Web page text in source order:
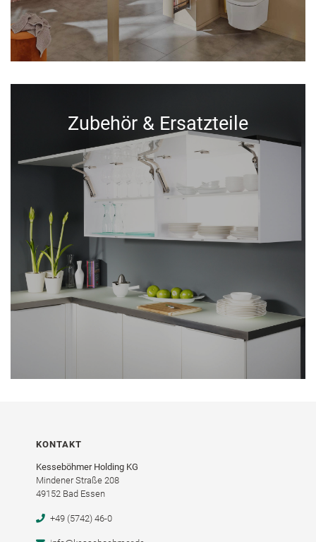
Zubehör & Ersatzteile
KONTAKT
Kesseböhmer Holding KG
Mindener Straße 208
49152 Bad Essen
+49 (5742) 46-0